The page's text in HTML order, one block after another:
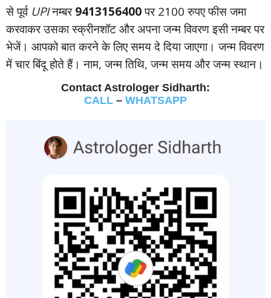
से पूर्व UPIनम्‍बर9413156400पर 2100 रुपए फीस जमा
करवाकर उसका स्‍क्रीनशॉट और अपना जन्‍म विवरण इसी नम्‍बर पर
भेजें। आपको बात करने के लिए समय दे दिया जाएगा। जन्‍म विवरण
में चार बिंदू होते हैं। नाम, जन्‍म तिथि, जन्‍म समय और जन्‍म स्‍थान।
Contact Astrologer Sidharth:
CALL – WHATSAPP